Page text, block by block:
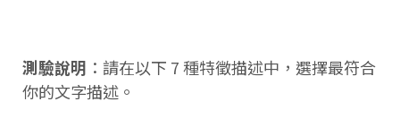
測驗說明 ：請在以下 7 種特徵描述中，選擇最符合
你的文字描述。